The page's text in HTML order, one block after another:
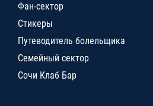
Фан-сектор
Стикеры
Путеводитель болельщика
Семейный сектор
Сочи Клаб Бар